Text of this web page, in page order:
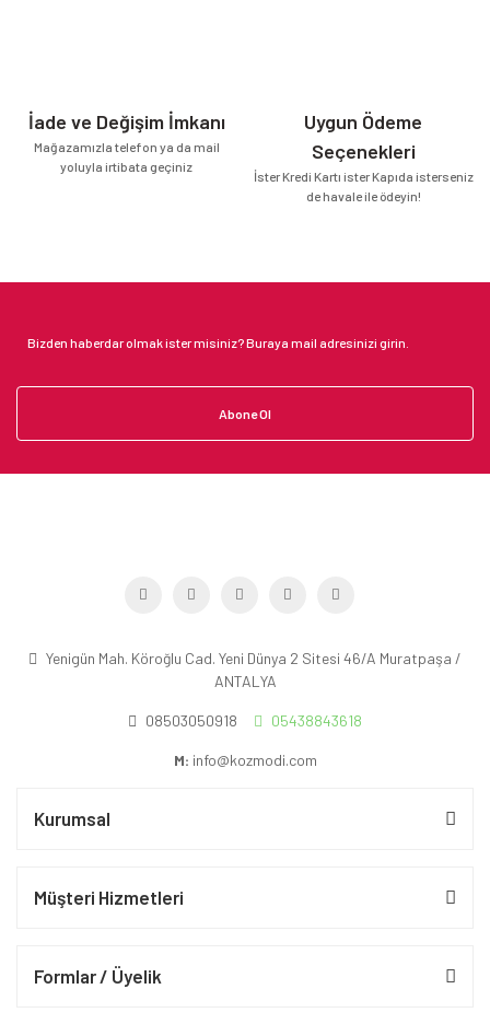
İade ve Değişim İmkanı
Mağazamızla telefon ya da mail
yoluyla irtibata geçiniz
Uygun Ödeme
Seçenekleri
İster Kredi Kartı ister Kapıda isterseniz
de havale ile ödeyin!
Abone Ol
Yenigün Mah. Köroğlu Cad. Yeni Dünya 2 Sitesi 46/A Muratpaşa /
ANTALYA
08503050918 05438843618
M: info@kozmodi.com
Kurumsal
Müşteri Hizmetleri
Formlar / Üyelik